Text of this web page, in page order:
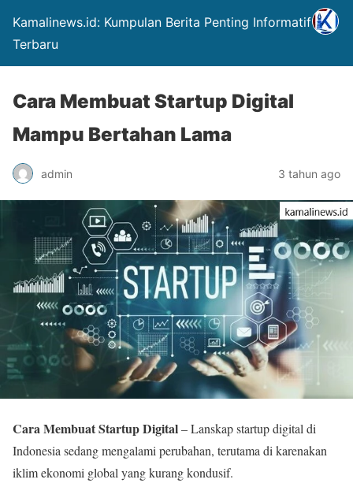
Kamalinews.id: Kumpulan Berita Penting Informatif &
Terbaru
Cara Membuat Startup Digital
Mampu Bertahan Lama
admin 3 tahun ago
Cara Membuat Startup Digital– Lanskap startup digital di
Indonesia sedang mengalami perubahan, terutama di karenakan
iklim ekonomi global yang kurang kondusif.